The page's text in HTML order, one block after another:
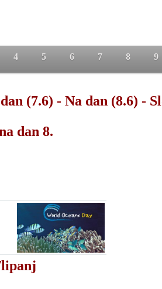
4 5 6 7 8 9
(7.6) - Na dan (8.6) -
dan 8.
lipanj